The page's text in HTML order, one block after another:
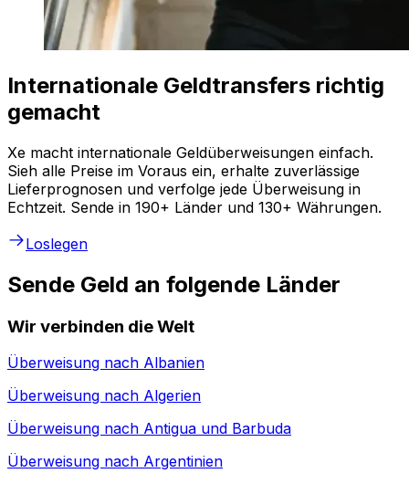
Internationale Geldtransfers richtig
gemacht
Xe macht internationale Geldüberweisungen einfach.
Sieh alle Preise im Voraus ein, erhalte zuverlässige
Lieferprognosen und verfolge jede Überweisung in
Echtzeit. Sende in 190+ Länder und 130+ Währungen.
Loslegen
Sende Geld an folgende Länder
Wir verbinden die Welt
Überweisung nach Albanien
Überweisung nach Algerien
Überweisung nach Antigua und Barbuda
Überweisung nach Argentinien